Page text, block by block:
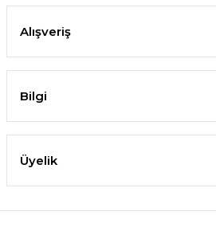
Nymphoides sp. Taiwan IN VITRO
Alışveriş
Bilgi
Üyelik